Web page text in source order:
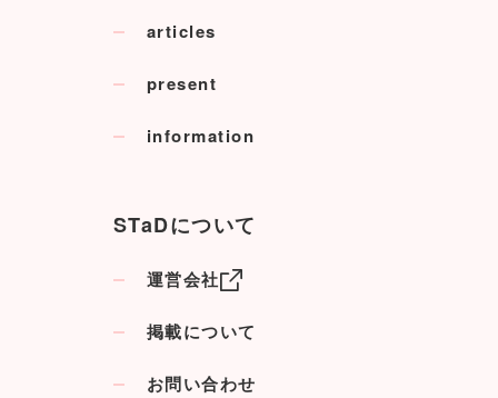
articles
present
information
STaDについて
運営会社
掲載について
お問い合わせ